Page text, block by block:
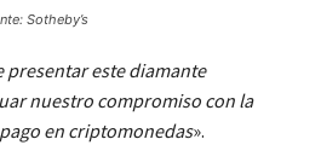
Sotheby’s
presentar este diamante
nuestro compromiso con la
en criptomonedas».